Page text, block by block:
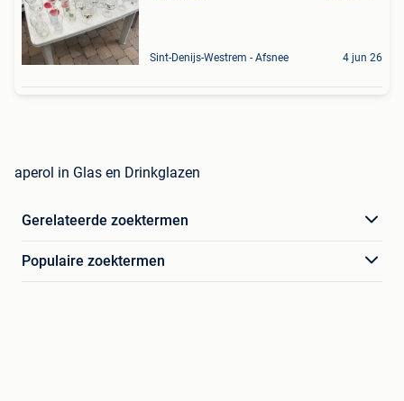
Sint-Denijs-Westrem - Afsnee 4 jun 26
aperol in Glas en Drinkglazen
Gerelateerde zoektermen
Populaire zoektermen